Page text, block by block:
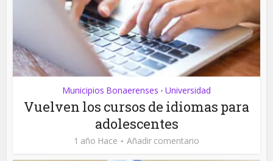
Municipios Bonaerenses • Universidad
Vuelven los cursos de idiomas para
adolescentes
1 año Hace Añadir comentario